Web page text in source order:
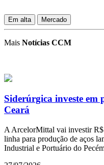
Em alta Mercado
Mais Notícias CCM
Siderúrgica investe em
Ceará
A ArcelorMittal vai investir R$
linha para produção de aços
Industrial e Portuário do